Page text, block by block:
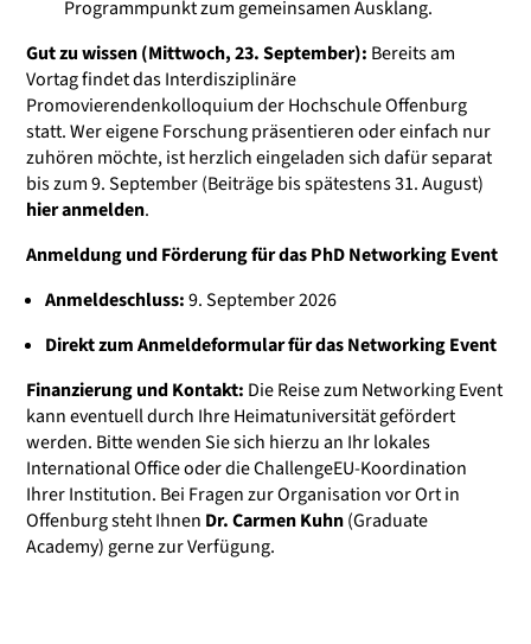
Programmpunkt zum gemeinsamen Ausklang.
Gut zu wissen (Mittwoch, 23. September): Bereits am
Vortag findet dasInterdisziplinäre
Promovierendenkolloquiumder Hochschule Offenburg
statt. Wer eigene Forschung präsentieren oder einfach nur
zuhören möchte, ist herzlich eingeladen sich dafür separat
bis zum 9. September (Beiträge bis spätestens 31. August)
hier anmelden.
Anmeldung und Förderung für das PhD Networking Event
Anmeldeschluss:9. September 2026
Direkt zum Anmeldeformular für das Networking Event
Finanzierung und Kontakt: Die Reise zum Networking Event
kann eventuell durch Ihre Heimatuniversität gefördert
werden. Bitte wenden Sie sich hierzu an Ihr lokales
International Office oder die ChallengeEU-Koordination
Ihrer Institution. Bei Fragen zur Organisation vor Ort in
Offenburg steht Ihnen Dr. Carmen Kuhn(Graduate
Academy) gerne zur Verfügung.